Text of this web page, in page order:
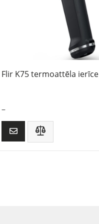
Flir K75 termoattēla ierīce
–